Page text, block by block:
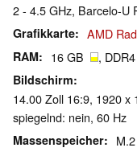
2 - 4.5 GHz, Barcelo-U
Grafikkarte AMD
RAM 16 GB , DDR4
Bildschirm
14.00 Zoll 16:9, 1920 x
spiegelnd: nein, 60 Hz
Massenspeicher